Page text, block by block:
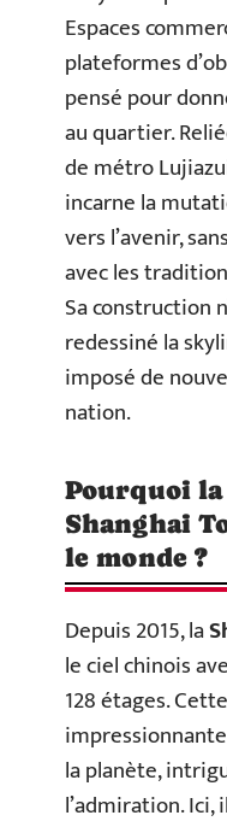
Espaces
plateformes
pensé pour
au quartier.
de métro
incarne la
vers l’avenir,
avec les
Sa construction
redessiné la
imposé de
nation.
Pourquoi
Shanghai
le monde ?
Depuis 2015, la
le ciel chinois
128 étages.
la planète,
l’admiration. Ici,